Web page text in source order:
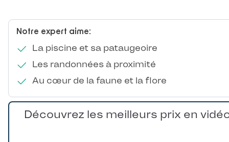
Notre expert aime:
La piscine et sa pataugeoire
Les randonnées à proximité
Au cœur de la faune et la flore
Découvrez les meilleurs prix en